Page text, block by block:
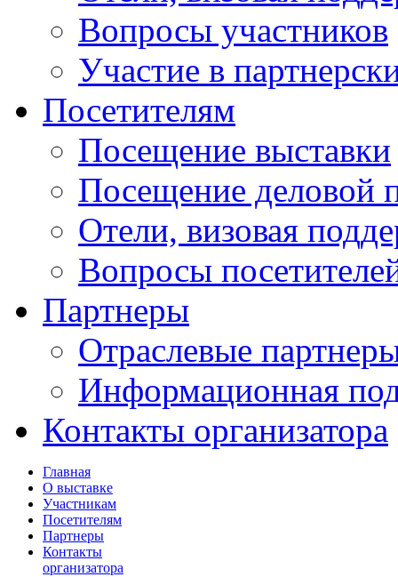
Вопросы участников
Участие в
Посетителям
Посещение выставки
Посещение деловой
Отели, визовая
Вопросы
Партнеры
Отраслевые
Информационная
Контакты организатора
Главная
О выставке
Участникам
Посетителям
Партнеры
Контакты
организатора